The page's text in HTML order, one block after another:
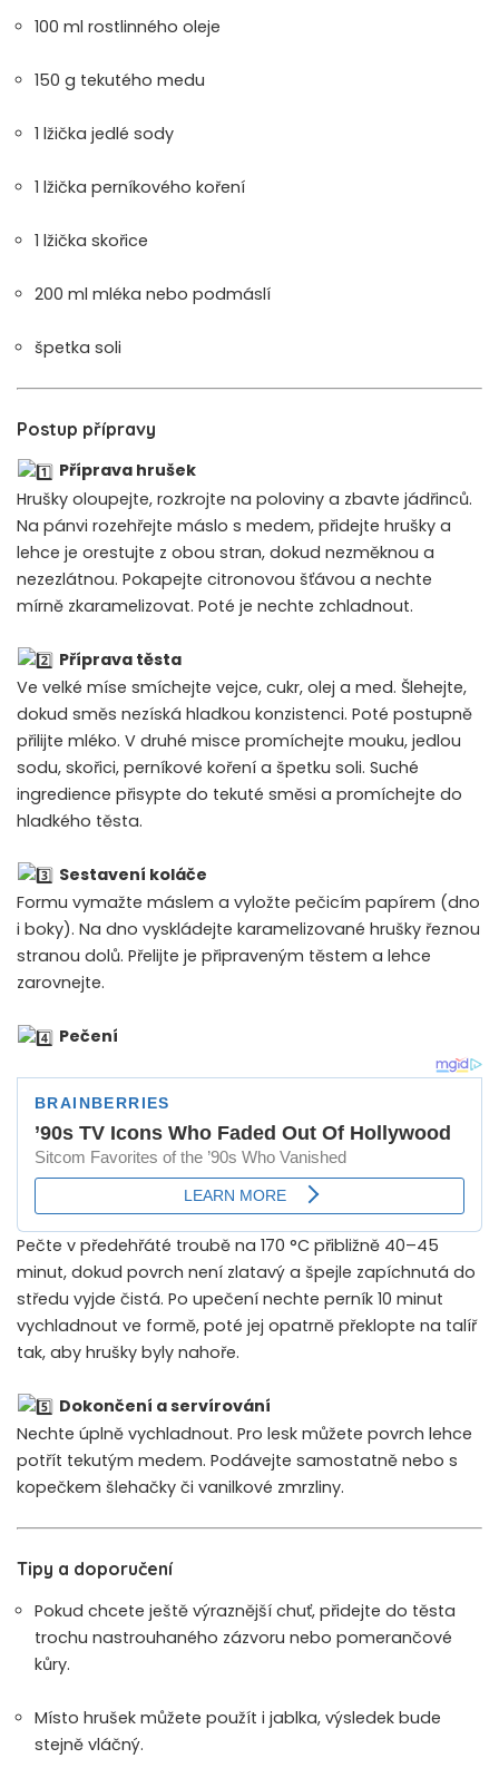
100 ml rostlinného oleje
150 g tekutého medu
1 lžička jedlé sody
1 lžička perníkového koření
1 lžička skořice
200 ml mléka nebo podmáslí
špetka soli
Postup přípravy
Příprava hrušek
Hrušky oloupejte, rozkrojte na poloviny a zbavte jádřinců.
Na pánvi rozehřejte máslo s medem, přidejte hrušky a
lehce je orestujte z obou stran, dokud nezměknou a
nezezlátnou. Pokapejte citronovou šťávou a nechte
mírně zkaramelizovat. Poté je nechte zchladnout.
Příprava těsta
Ve velké míse smíchejte vejce, cukr, olej a med. Šlehejte,
dokud směs nezíská hladkou konzistenci. Poté postupně
přilijte mléko. V druhé misce promíchejte mouku, jedlou
sodu, skořici, perníkové koření a špetku soli. Suché
ingredience přisypte do tekuté směsi a promíchejte do
hladkého těsta.
Sestavení koláče
Formu vymažte máslem a vyložte pečicím papírem (dno
i boky). Na dno vyskládejte karamelizované hrušky řeznou
stranou dolů. Přelijte je připraveným těstem a lehce
zarovnejte.
Pečení
Pečte v předehřáté troubě na 170 °C přibližně 40–45
minut, dokud povrch není zlatavý a špejle zapíchnutá do
středu vyjde čistá. Po upečení nechte perník 10 minut
vychladnout ve formě, poté jej opatrně překlopte na talíř
tak, aby hrušky byly nahoře.
Dokončení a servírování
Nechte úplně vychladnout. Pro lesk můžete povrch lehce
potřít tekutým medem. Podávejte samostatně nebo s
kopečkem šlehačky či vanilkové zmrzliny.
Tipy a doporučení
Pokud chcete ještě výraznější chuť, přidejte do těsta
trochu nastrouhaného zázvoru nebo pomerančové
kůry.
Místo hrušek můžete použít i jablka, výsledek bude
stejně vláčný.